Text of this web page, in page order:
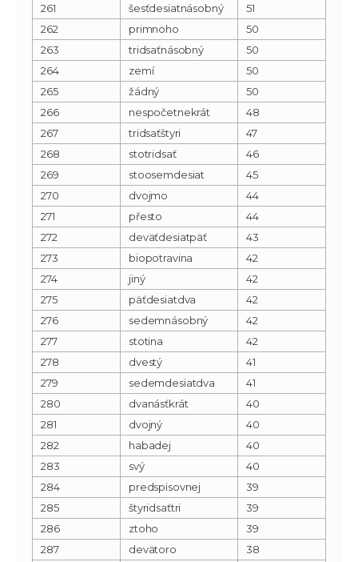
261
šesťdesiatnásobný
51
262
primnoho
50
263
tridsaťnásobný
50
264
zemí
50
265
žádný
50
266
nespočetnekrát
48
267
tridsaťštyri
47
268
stotridsať
46
269
stoosemdesiat
45
270
dvojmo
44
271
přesto
44
272
deväťdesiatpäť
43
273
biopotravina
42
274
jiný
42
275
päťdesiatdva
42
276
sedemnásobný
42
277
stotina
42
278
dvestý
41
279
sedemdesiatdva
41
280
dvanásťkrát
40
281
dvojný
40
282
habadej
40
283
svý
40
284
predspisovnej
39
285
štyridsaťtri
39
286
ztoho
39
287
devätoro
38